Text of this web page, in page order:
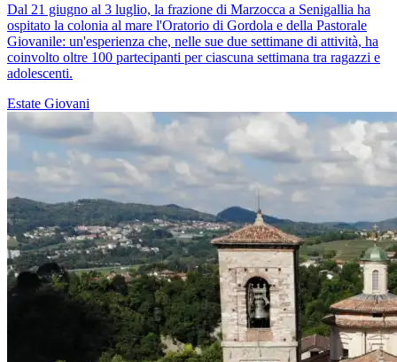
Dal 21 giugno al 3 luglio, la frazione di Marzocca a Senigallia ha
ospitato la colonia al mare l'Oratorio di Gordola e della Pastorale
Giovanile: un'esperienza che, nelle sue due settimane di attività, ha
coinvolto oltre 100 partecipanti per ciascuna settimana tra ragazzi e
adolescenti.
Estate Giovani